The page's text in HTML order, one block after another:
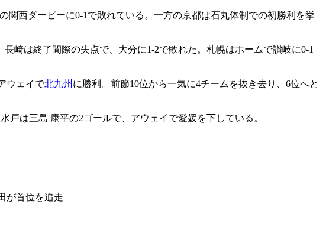
関西ダービーに0-1で敗れている。一方の京都は石丸体制での初勝利を挙
長崎は終了間際の失点で、大分に1-2で敗れた。札幌はホームで讃岐に0-1
ウェイで北九州 に勝利。前節10位から一気に4チームを抜き去り、6位へと
戸は三島 康平の2ゴールで、アウェイで愛媛を下している。
が首位を追走